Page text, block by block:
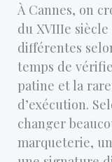
À Cannes, on
du XVIIIe siècle
différentes
temps de
patine et la
d’exécution.
changer
marqueterie,